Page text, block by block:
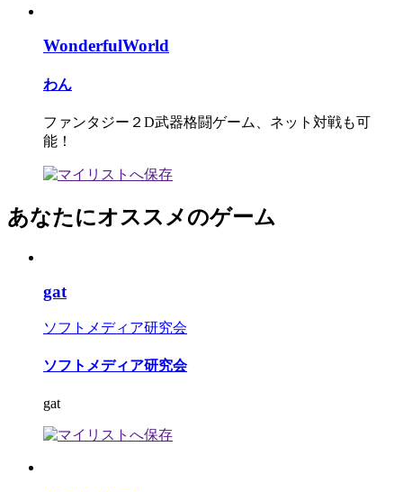
WonderfulWorld
わん
ファンタジー２D武器格闘ゲーム、ネット対戦も可
能！
あなたにオススメのゲーム
gat
ソフトメディア研究会
ソフトメディア研究会
gat